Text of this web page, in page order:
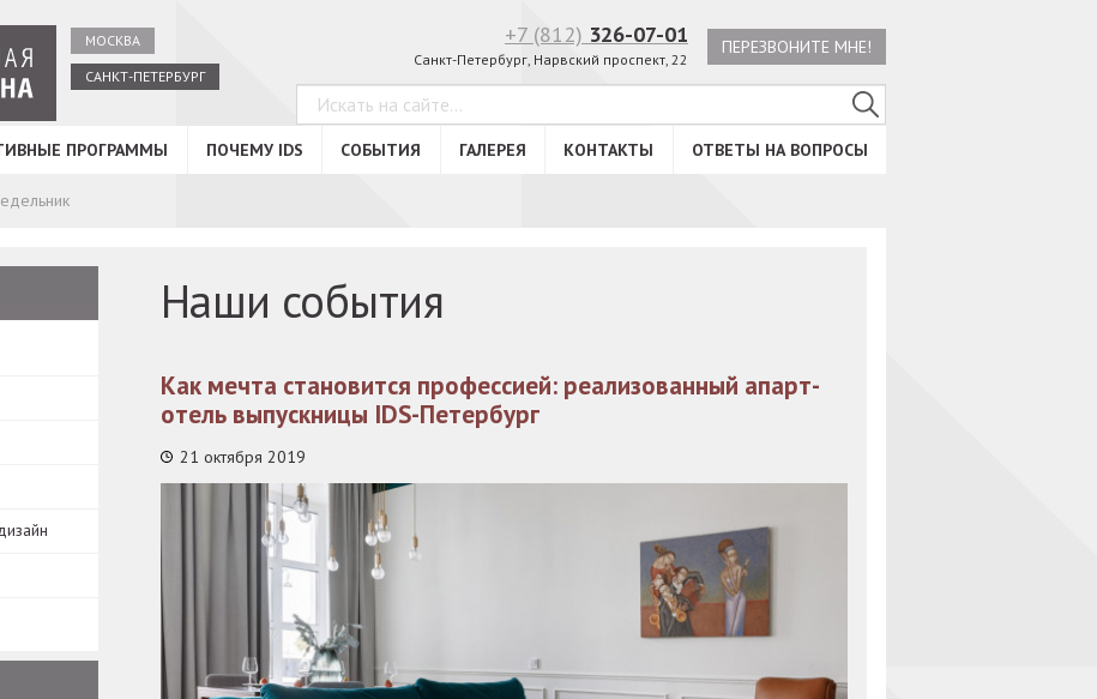
МОСКВА
САНКТ-ПЕТЕРБУРГ
+7 (812) 326-07-01
Санкт-Петербург, Нарвский проспект, 22
ПЕРЕЗВОНИТЕ МНЕ!
ПРОГРАММЫ ПОЧЕМУ IDS СОБЫТИЯ ГАЛЕРЕЯ КОНТАКТЫ ОТВЕТЫ НА ВОПРОСЫ
Наши события
Как мечта становится профессией: реализованный апарт-
отель выпускницы IDS-Петербург
21 октября 2019